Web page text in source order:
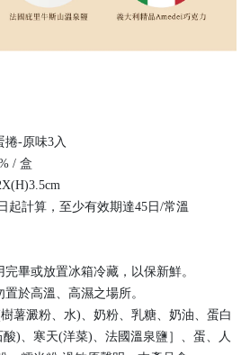
-原味3入
/ 盒
起計算，至少有效期達45日/常溫
畢或放置冰箱冷藏，以保新鮮。
於高溫、高濕之場所。
薯澱粉、水)、奶粉、乳糖、奶油、蛋白
)、寒天(洋菜)、法國溫泉鹽］、蛋、人